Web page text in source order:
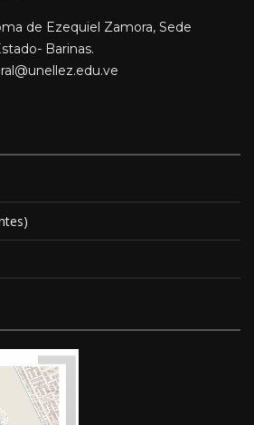
y Desarrollo
de Ezequiel Zamora, Sede
Barinas.